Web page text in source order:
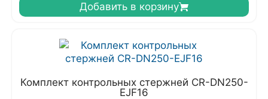
Добавить в корзину
Комплект контрольных стержней CR-DN250-
EJF16